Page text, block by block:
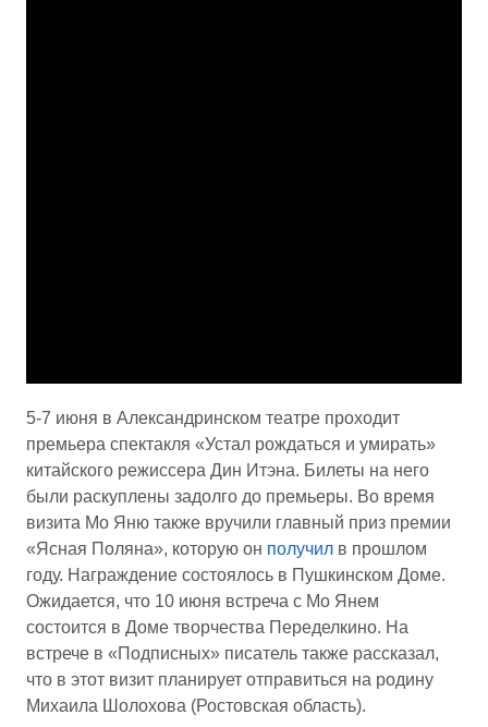
5-7 июня в Александринском театре проходит
премьера спектакля «Устал рождаться и умирать»
китайского режиссера Дин Итэна. Билеты на него
были раскуплены задолго до премьеры. Во время
визита Мо Яню также вручили главный приз премии
«Ясная Поляна», которую он получил в прошлом
году. Награждение состоялось в Пушкинском Доме.
Ожидается, что 10 июня встреча с Мо Янем
состоится в Доме творчества Переделкино. На
встрече в «Подписных» писатель также рассказал,
что в этот визит планирует отправиться на родину
Михаила Шолохова (Ростовская область).